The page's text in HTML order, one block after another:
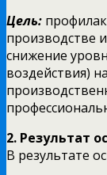
Цель:
производстве
снижение
воздействия)
2. Результат
В результате